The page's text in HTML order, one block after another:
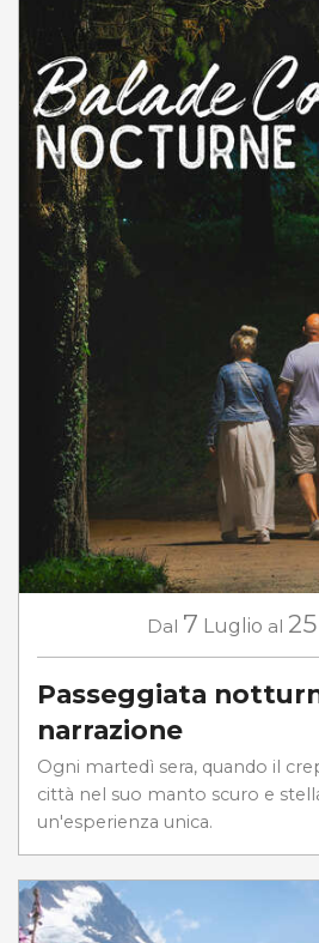
Dal 7 Luglio al 25
Passeggiata
narrazione
Ogni martedì sera, quando il
città nel suo manto scuro e
un'esperienza unica.